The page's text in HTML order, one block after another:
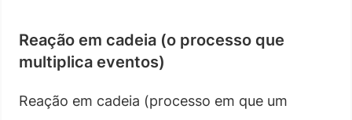
Reação em cadeia (o processo que
multiplica eventos)
Reação em cadeia (processo em que um